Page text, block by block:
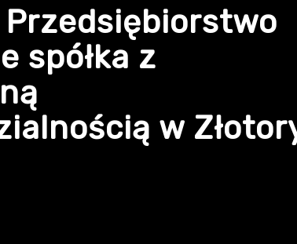
Przedsiębiorstwo
spółka z
w